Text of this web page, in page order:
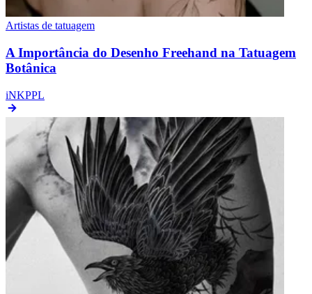
Artistas de tatuagem
A Importância do Desenho Freehand na Tatuagem
Botânica
iNKPPL